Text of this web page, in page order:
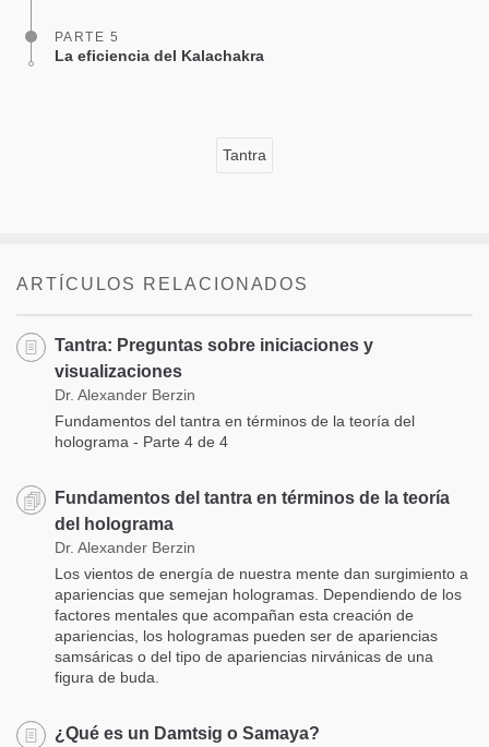
PARTE 5
La eficiencia del Kalachakra
Tantra
ARTÍCULOS RELACIONADOS
Tantra: Preguntas sobre iniciaciones y
visualizaciones
Dr. Alexander Berzin
Fundamentos del tantra en términos de la teoría del
holograma - Parte 4 de 4
Fundamentos del tantra en términos de la teoría
del holograma
Dr. Alexander Berzin
Los vientos de energía de nuestra mente dan surgimiento a
apariencias que semejan hologramas. Dependiendo de los
factores mentales que acompañan esta creación de
apariencias, los hologramas pueden ser de apariencias
samsáricas o del tipo de apariencias nirvánicas de una
figura de buda.
¿Qué es un Damtsig o Samaya?